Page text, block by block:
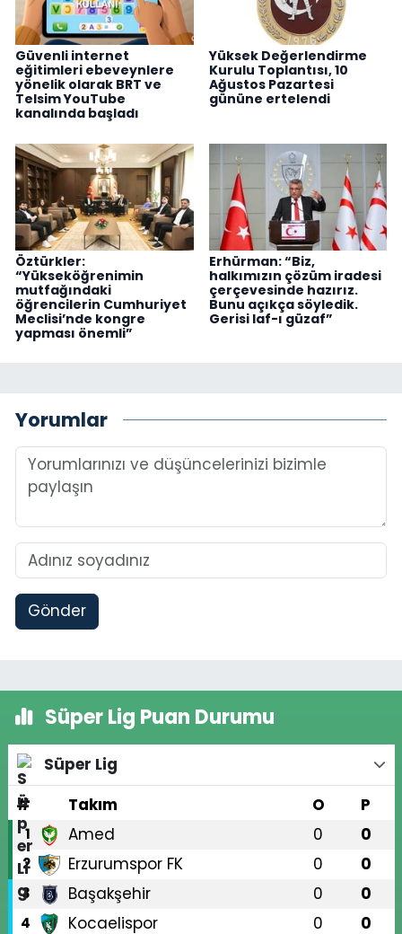
Güvenli internet
eğitimleri ebeveynlere
yönelik olarak BRT ve
Telsim YouTube
kanalında başladı
Yüksek Değerlendirme
Kurulu Toplantısı, 10
Ağustos Pazartesi
gününe ertelendi
Öztürkler:
“Yükseköğrenimin
mutfağındaki
öğrencilerin Cumhuriyet
Meclisi’nde kongre
yapması önemli”
Erhürman: “Biz,
halkımızın çözüm iradesi
çerçevesinde hazırız.
Bunu açıkça söyledik.
Gerisi laf-ı güzaf”
Yorumlar
Gönder
Süper Lig Puan Durumu
Süper Lig
#
Takım O P
1 Amed 0 0
2 Erzurumspor FK 0 0
3 Başakşehir 0 0
4 Kocaelispor 0 0